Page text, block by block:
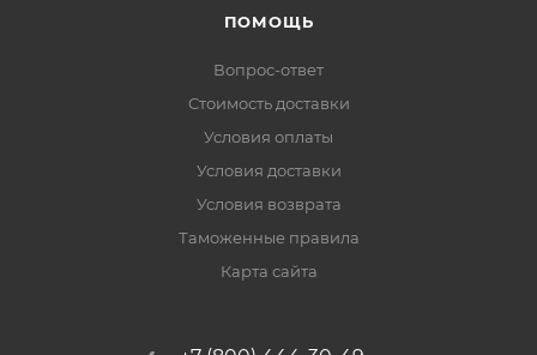
ПОМОЩЬ
Вопрос-ответ
Стоимость доставки
Условия оплаты
Условия доставки
Условия возврата
Таможенные правила
Карта сайта